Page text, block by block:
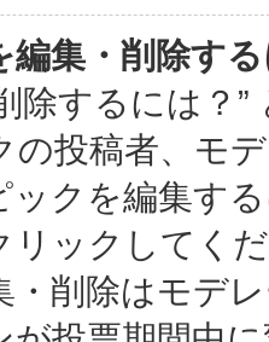
編集・削除す
除するには？
の投稿者、モ
ックを編集す
リックしてく
・削除はモデ